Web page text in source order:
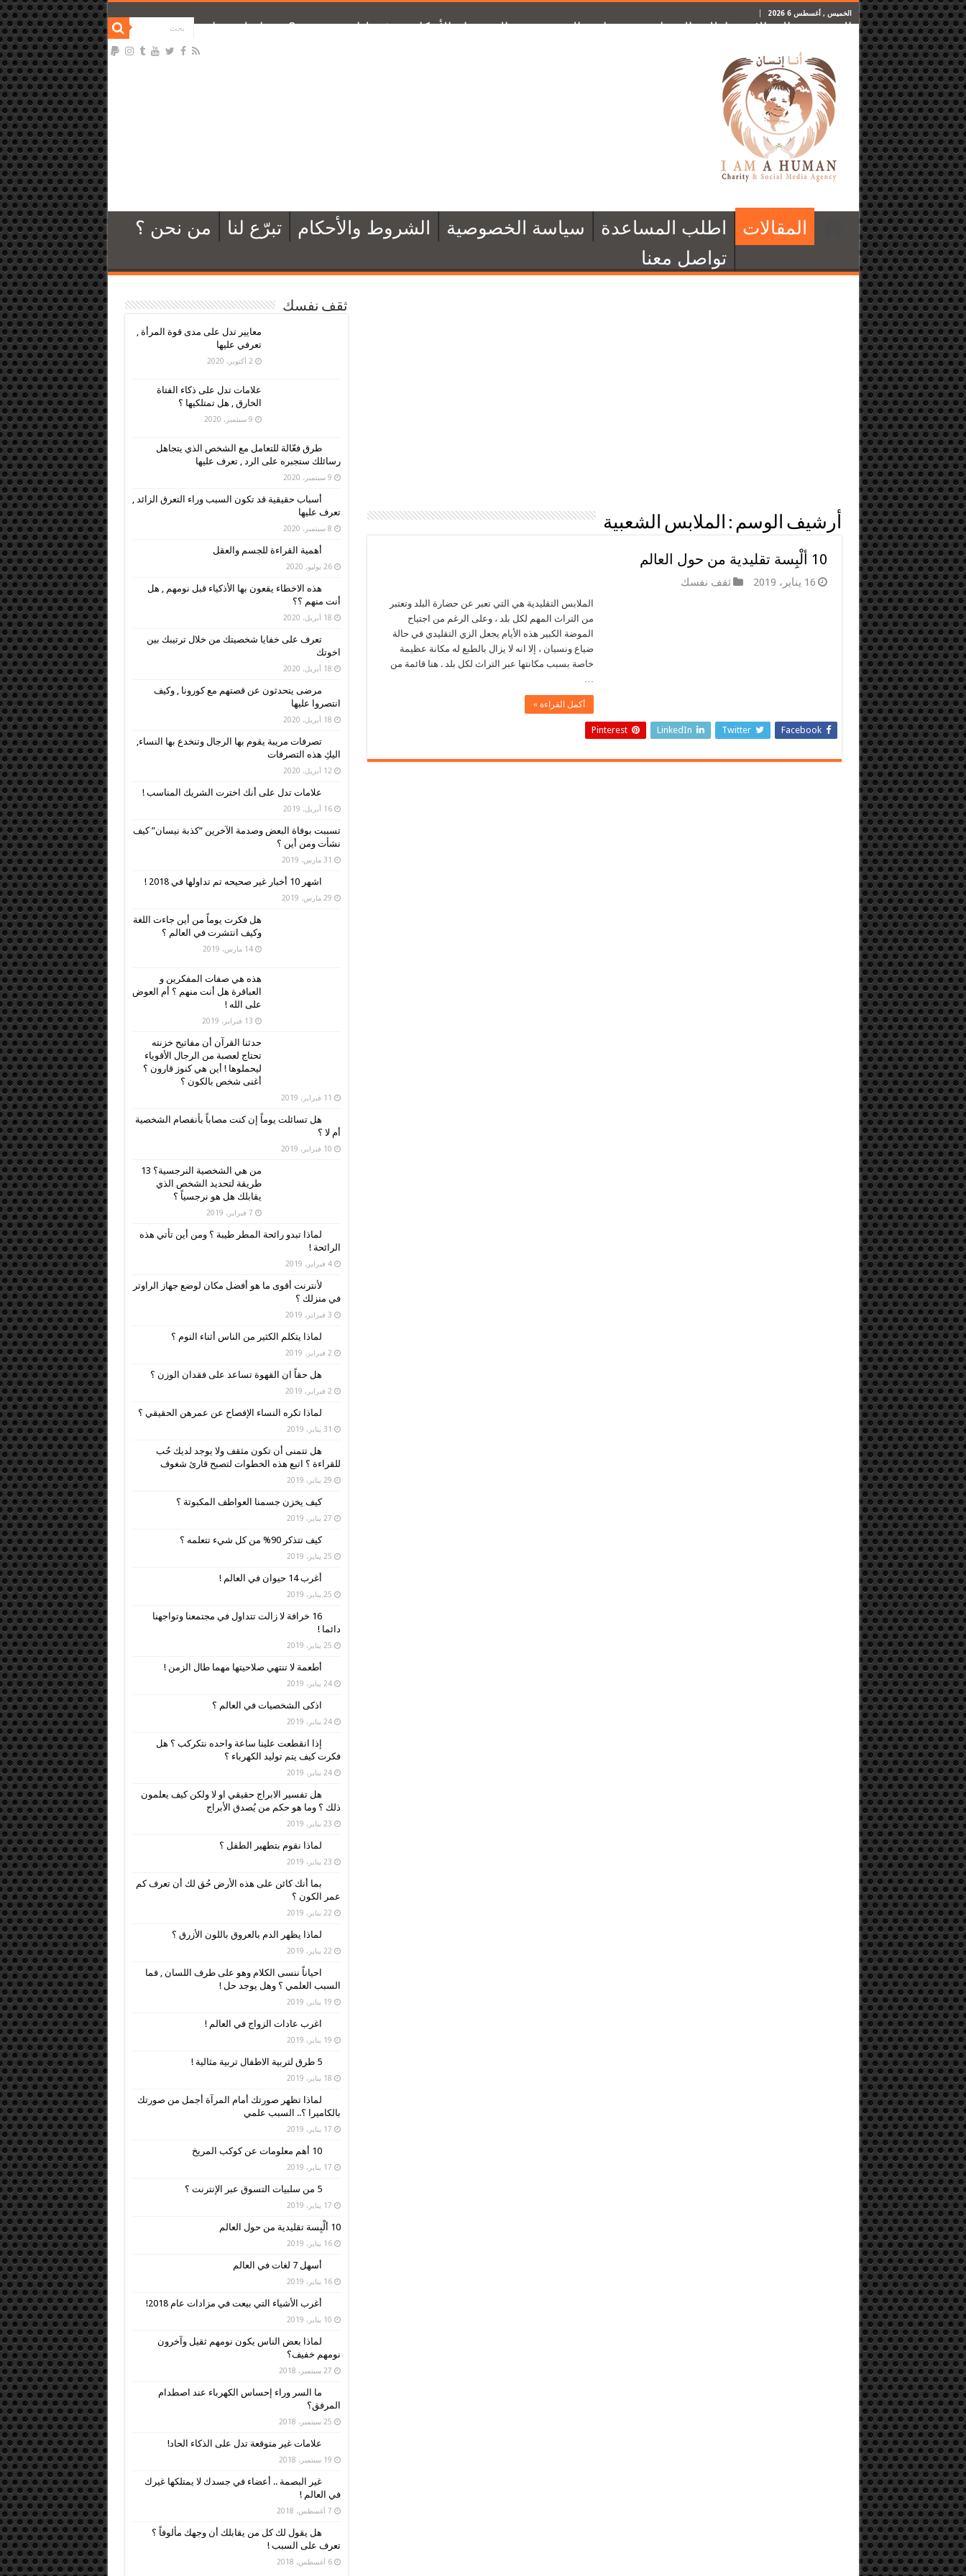
الخميس , أغسطس 6 2026
الرئيسية المقالات اطلب المساعدة سياسة الخصوصية الشروط والأحكام تبرّع لنا من نحن ؟ تواصل معنا
المقالات اطلب المساعدة سياسة الخصوصية الشروط والأحكام تبرّع لنا
من نحن ؟
تواصل معنا
أرشيف الوسم : الملابس الشعبية
10 ألْبِسة تقليدية من حول العالم
16 يناير، 2019 ثقف نفسك
الملابس التقليدية هي التي تعبر عن حضارة البلد وتعتبر
من التراث المهم لكل بلد ، وعلى الرغم من اجتياح
الموضة الكبير هذه الأيام يجعل الزي التقليدي في حالة
ضياع ونسيان ، إلا انه لا يزال بالطبع له مكانة عظيمة
خاصة بسبب مكانتها عبر التراث لكل بلد . هنا قائمة من
…
أكمل القراءة »
Facebook
Twitter
LinkedIn
Pinterest
ثقف نفسك
معايير تدل على مدى قوة المرأة ,
تعرفي عليها
2 أكتوبر، 2020
علامات تدل على ذكاء الفتاة
الخارق , هل تمتلكيها ؟
9 سبتمبر، 2020
طرق فعّالة للتعامل مع الشخص الذي يتجاهل
رسائلك ستجبره على الرد , تعرف عليها
9 سبتمبر، 2020
أسباب حقيقية قد تكون السبب وراء التعرق الزائد ,
تعرف عليها
8 سبتمبر، 2020
أهمية القراءة للجسم والعقل
26 يوليو، 2020
هذه الاخطاء يقعون بها الأذكياء قبل نومهم , هل
أنت منهم ؟؟
18 أبريل، 2020
تعرف على خفايا شخصيتك من خلال ترتيبك بين
اخوتك
18 أبريل، 2020
مرضى يتحدثون عن قصتهم مع كورونا , وكيف
انتصروا عليها
18 أبريل، 2020
تصرفات مريبة يقوم بها الرجال وتنخدع بها النساء,
اليكِ هذه التصرفات
12 أبريل، 2020
علامات تدل على أنك اخترت الشريك المناسب !
16 أبريل، 2019
تسببت بوفاة البعض وصدمة الآخرين “كذبة نيسان” كيف
نشأت ومن أين ؟
31 مارس، 2019
اشهر 10 أخبار غير صحيحه تم تداولها في 2018 !
29 مارس، 2019
هل فكرت يوماً من أين جاءت اللغة
وكيف انتشرت في العالم ؟
14 مارس، 2019
هذه هي صفات المفكرين و
العباقرة هل أنت منهم ؟ أم العوض
على الله !
13 فبراير، 2019
حدثنا القرآن أن مفاتيح خزنته
تحتاج لعصبة من الرجال الأقوياء
ليحملوها ! أين هي كنوز قارون ؟
أغنى شخص بالكون ؟
11 فبراير، 2019
هل تسائلت يوماً إن كنت مصاباً بأنفصام الشخصية
أم لا ؟
10 فبراير، 2019
من هي الشخصية النرجسية؟ 13
طريقة لتحديد الشخص الذي
يقابلك هل هو نرجسياً ؟
7 فبراير، 2019
لماذا تبدو رائحة المطر طيبة ؟ ومن أين تأتي هذه
الرائحة !
4 فبراير، 2019
لأنترنت أقوى ما هو أفضل مكان لوضع جهاز الراوتر
في منزلك ؟
3 فبراير، 2019
لماذا يتكلم الكثير من الناس أثناء النوم ؟
2 فبراير، 2019
هل حقاً ان القهوة تساعد على فقدان الوزن ؟
2 فبراير، 2019
لماذا تكره النساء الإفصاح عن عمرهن الحقيقي ؟
31 يناير، 2019
هل تتمنى أن تكون مثقف ولا يوجد لديك حُب
للقراءة ؟ اتبع هذه الخطوات لتصبح قارئ شغوف
29 يناير، 2019
كيف يخزن جسمنا العواطف المكبوتة ؟
27 يناير، 2019
كيف تتذكر 90% من كل شيء تتعلمه ؟
25 يناير، 2019
أغرب 14 حيوان في العالم !
25 يناير، 2019
16 خرافة لا زالت تتداول في مجتمعنا وتواجهنا
دائما !
25 يناير، 2019
أطعمة لا تنتهي صلاحيتها مهما طال الزمن !
24 يناير، 2019
اذكى الشخصيات في العالم ؟
24 يناير، 2019
إذا انقطعت علينا ساعة واحده نتكركب ؟ هل
فكرت كيف يتم توليد الكهرباء ؟
24 يناير، 2019
هل تفسير الابراج حقيقي او لا ولكن كيف يعلمون
ذلك ؟ وما هو حكم من يُصدق الأبراج
23 يناير، 2019
لماذا نقوم بتطهير الطفل ؟
23 يناير، 2019
بما أنك كائن على هذه الأرض حُق لك أن تعرف كم
عمر الكون ؟
22 يناير، 2019
لماذا يظهر الدم بالعروق باللون الأزرق ؟
22 يناير، 2019
احياناً ننسى الكلام وهو على طرف اللسان , فما
السبب العلمي ؟ وهل يوجد حل !
19 يناير، 2019
اغرب عادات الزواج في العالم !
19 يناير، 2019
5 طرق لتربية الاطفال تربية مثالية !
18 يناير، 2019
لماذا تظهر صورتك أمام المرآة أجمل من صورتك
بالكاميرا ؟.. السبب علمي
17 يناير، 2019
10 أهم معلومات عن كوكب المريخ
17 يناير، 2019
5 من سلبيات التسوق عبر الإنترنت ؟
17 يناير، 2019
10 ألْبِسة تقليدية من حول العالم
16 يناير، 2019
أسهل 7 لغات في العالم
16 يناير، 2019
أغرب الأشياء التي بيعت في مزادات عام 2018!
10 يناير، 2019
لماذا بعض الناس يكون نومهم ثقيل وآخرون
نومهم خفيف؟
27 سبتمبر، 2018
ما السر وراء إحساس الكهرباء عند اصطدام
المرفق؟
25 سبتمبر، 2018
علامات غير متوقعة تدل على الذكاء الحاد!
19 سبتمبر، 2018
غير البصمة .. أعضاء في جسدك لا يمتلكها غيرك
في العالم !
7 أغسطس، 2018
هل يقول لك كل من يقابلك أن وجهك مألوفاً ؟
تعرف على السبب !
6 أغسطس، 2018